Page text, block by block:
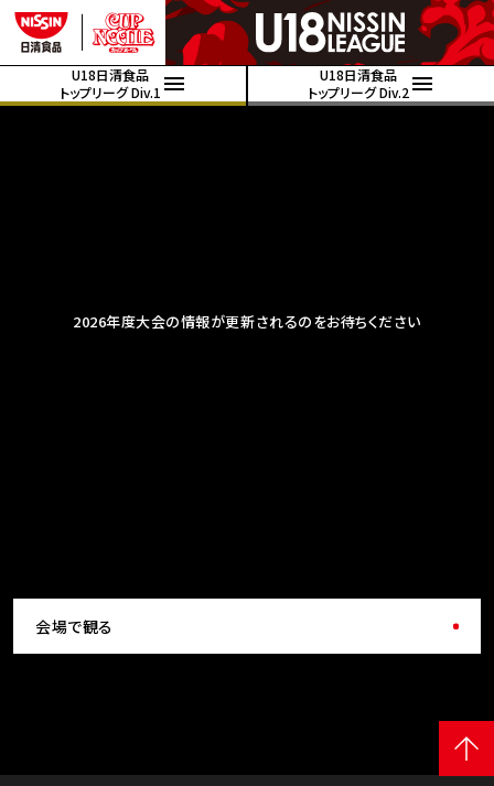
U18日清食品
トップリーグ Div.1
U18日清食品
トップリーグ Div.2
2026年度大会の情報が更新されるのをお待ちください
会場で観る